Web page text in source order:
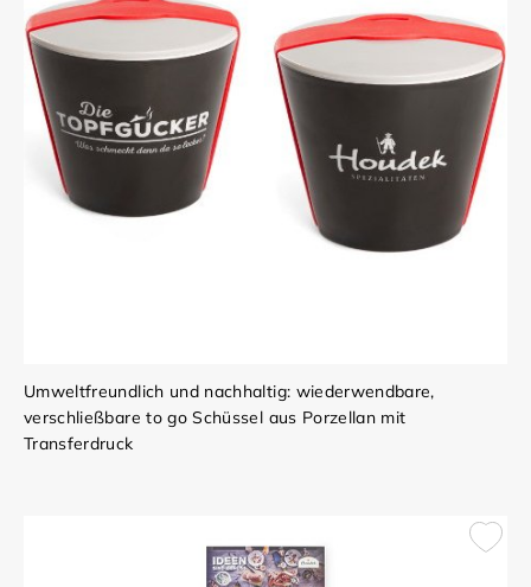
Umweltfreundlich und nachhaltig: wiederwendbare,
verschließbare to go Schüssel aus Porzellan mit
Transferdruck